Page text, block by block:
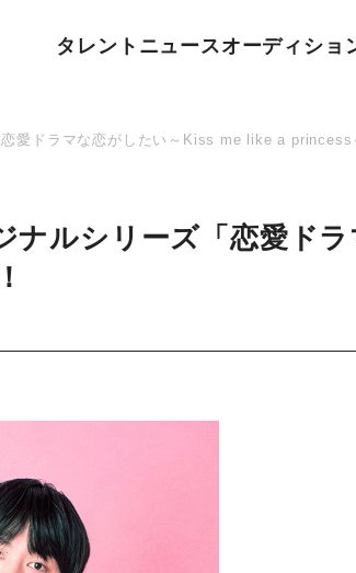
タレント ニュースオーディショ
愛ドラマな恋がしたい～Kiss me like a princess
ルシリーズ「恋愛ド